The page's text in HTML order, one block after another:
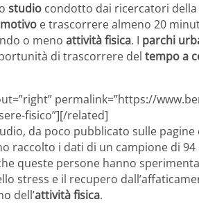
studio condotto dai ricercatori della
e trascorrere almeno 20
o meno attività fisica. I parchi
di trascorrere del tempo a
permalink=”https://
fisico”][/related]
da poco pubblicato sulle pagine
raccolto i dati di un campione di
queste persone hanno
stress e il recupero
dell’attività fisica.